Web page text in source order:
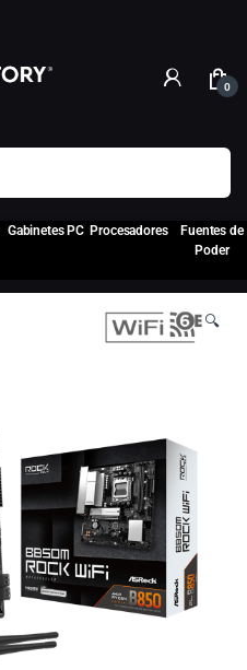
0
Gabinetes PC Procesadores
Fuentes de
Poder
🔍